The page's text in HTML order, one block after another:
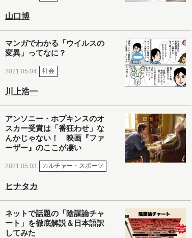
山口博
マンガでわかる「ウイルスの
変異」ってなに？
2021.05.04 社会
川上浩一
アンソニー・ホプキンスのオ
スカー受賞は「番狂わせ」な
んかじゃない！ 映画『ファ
ーザー』のここが凄い
2021.05.03 カルチャー・スポーツ
ヒナタカ
ネットで話題の「陰謀論チャ
ート」を徹底解説＆日本語訳
してみた